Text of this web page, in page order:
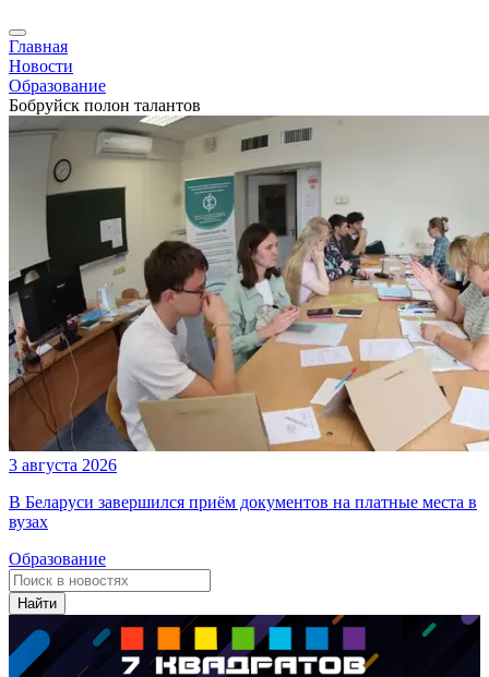
Главная
Новости
Образование
Бобруйск полон талантов
3 августа 2026
В Беларуси завершился приём документов на платные места в
вузах
Образование
Найти